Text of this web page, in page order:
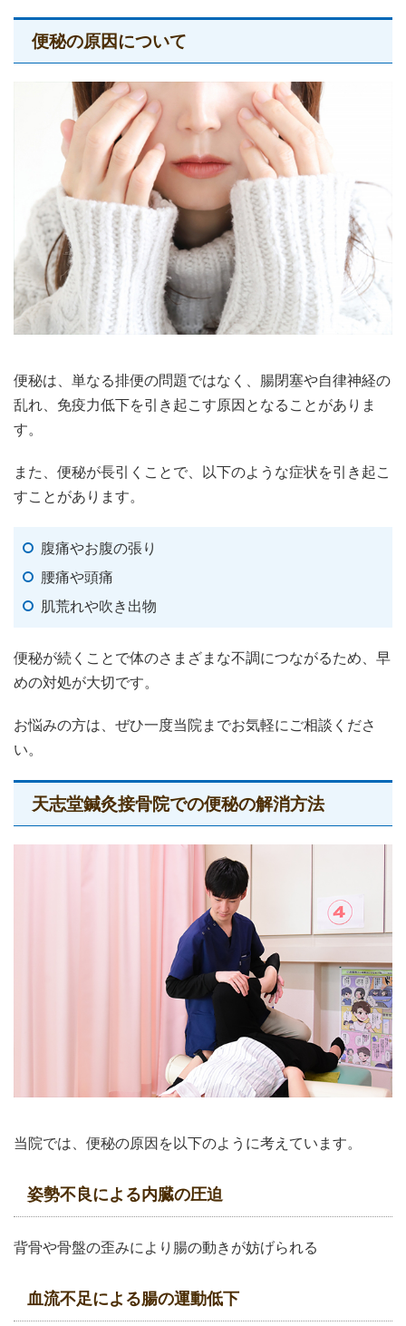
便秘の原因について
便秘は、単なる排便の問題ではなく、腸閉塞や自律神経の
乱れ、免疫力低下を引き起こす原因となることがありま
す。
また、便秘が長引くことで、以下のような症状を引き起こ
すことがあります。
腹痛やお腹の張り
腰痛や頭痛
肌荒れや吹き出物
便秘が続くことで体のさまざまな不調につながるため、早
めの対処が大切です。
お悩みの方は、ぜひ一度当院までお気軽にご相談くださ
い。
天志堂鍼灸接骨院での便秘の解消方法
当院では、便秘の原因を以下のように考えています。
姿勢不良による内臓の圧迫
背骨や骨盤の歪みにより腸の動きが妨げられる
血流不足による腸の運動低下